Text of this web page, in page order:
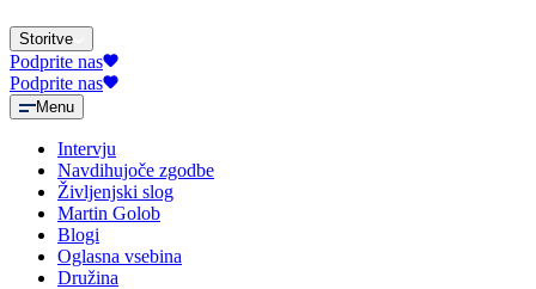
Storitve
Podprite nas
Podprite nas
Menu
Intervju
Navdihujoče zgodbe
Življenjski slog
Martin Golob
Blogi
Oglasna vsebina
Družina